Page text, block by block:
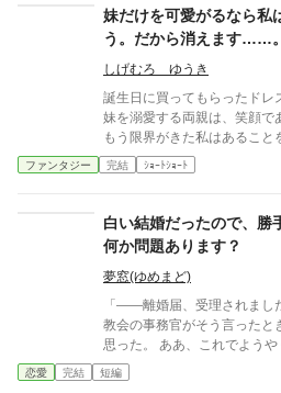
からお兄様が、貿易利権を手
せ。 「フィリップ様、あなたが何を捨てたのかーー
思い知らせて差し上げますわ！」 逆襲を決意
麗に着飾ってパーティーに乗
「妹を侮辱しただと？ 極刑に
だ！」 ブチギレるお兄様。 貴族たちは青ざめ、王国
は崩壊寸前！？ 「ざまぁ」
に！？ 果たしてソフィアはお兄様の暴走を止め、自
由な未来を手に入れられるか？ 「私の未来は、私
妹だけを可愛がるなら私
う。だから消えます……
溺愛する両親に私は見切
しげむろ ゆうき
誕生日に買ってもらったドレ
妹を溺愛する両親は、笑顔で
もう限界がきた私はあること
ファンタジー 完結 ｼｮｰﾄｼｮｰﾄ
白い結婚だったので、勝
何か問題あります？
夢窓(ゆめまど)
「――離婚届、受理されまし
教会の事務官がそう言ったと
思った。 ああ、これでようやく三年分の無視に終止
符を打てるわ。 王命による“形式結婚”。 夫の顔も知
らず、手紙もなし、戦地から
恋愛 完結 短編